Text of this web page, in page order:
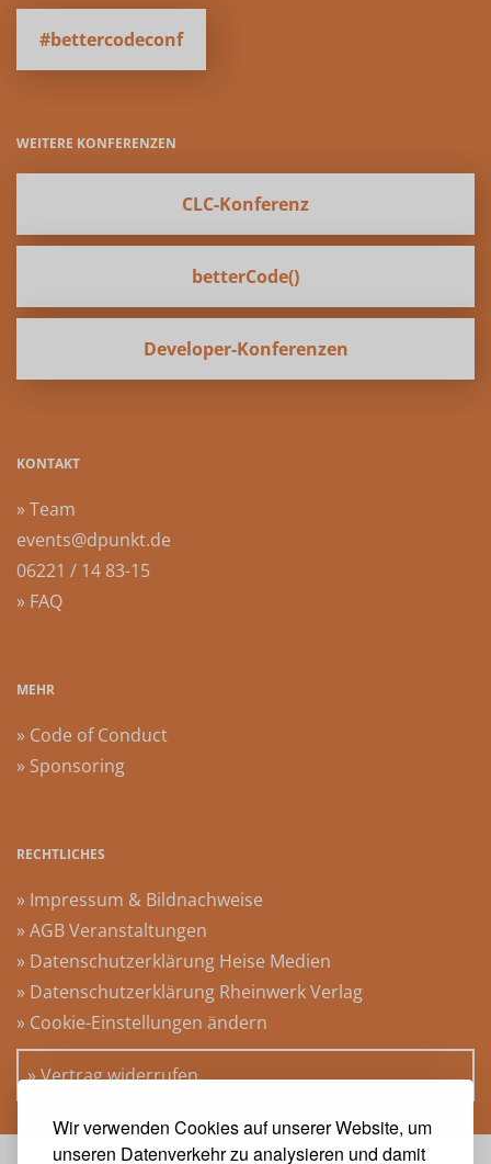
Wir verwenden Cookies auf unserer Website, um
unseren Datenverkehr zu analysieren und damit
#bettercodeconf
WEITERE KONFERENZEN
CLC-Konferenz
betterCode()
Developer-Konferenzen
KONTAKT
» Team
events@dpunkt.de
06221 / 14 83-15
» FAQ
MEHR
» Code of Conduct
» Sponsoring
RECHTLICHES
» Impressum & Bildnachweise
» AGB Veranstaltungen
» Datenschutzerklärung Heise Medien
» Datenschutzerklärung Rheinwerk Verlag
» Cookie-Einstellungen ändern
» Vertrag widerrufen